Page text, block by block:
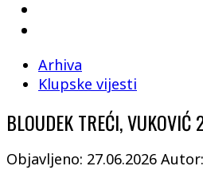
Arhiva
Klupske vijesti
BLOUDEK TREĆI,
Objavljeno: 27.06.2026